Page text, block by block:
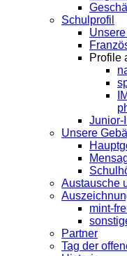
Schulprofil
Profile
Junior-
Unsere
Austausche
mint-
Partner
Tag der